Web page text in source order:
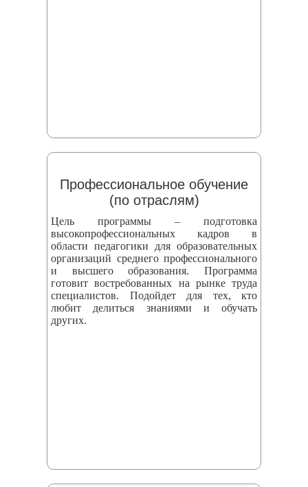
Профессиональное обучение
(по отраслям)
Цель программы – подготовка
высокопрофессиональных кадров в
области педагогики для образовательных
организаций среднего профессионального
и высшего образования. Программа
готовит востребованных на рынке труда
специалистов. Подойдет для тех, кто
любит делиться знаниями и обучать
других.